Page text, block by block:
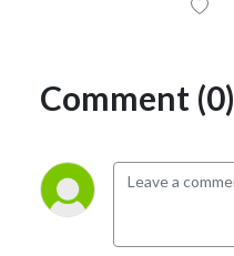
Comment (0)